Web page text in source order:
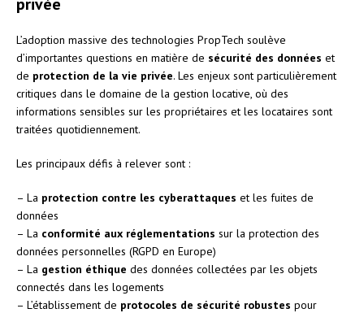
L’adoption massive des technologies PropTech soulève
d’importantes questions en matière de sécurité des données et
de protection de la vie privée. Les enjeux sont particulièrement
critiques dans le domaine de la gestion locative, où des
informations sensibles sur les propriétaires et les locataires sont
traitées quotidiennement.
Les principaux défis à relever sont :
– La protection contre les cyberattaques et les fuites de
données
– La conformité aux réglementations sur la protection des
données personnelles (RGPD en Europe)
– La gestion éthique des données collectées par les objets
connectés dans les logements
– L’établissement de protocoles de sécurité robustes pour